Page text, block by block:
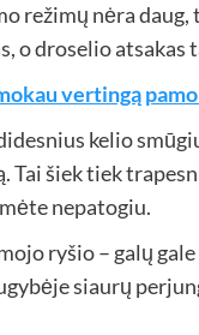
režimų nėra
o droselio atsakas
vertingą
kelio
Tai šiek tiek
nepatogiu.
ryšio – galų
siaurų